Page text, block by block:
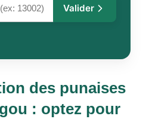
Valider
des punaises
: optez pour